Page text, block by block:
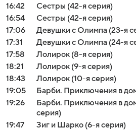
16:42
Сестры (42-я серия)
16:54
Сестры (42-я серия)
17:06
Девушки с Олимпа (23-я
17:31
Девушки с Олимпа (24-я
17:58
Лолирок (8-я серия)
18:21
Лолирок (9-я серия)
18:43
Лолирок (10-я серия)
19:05
Барби. Приключения в
19:26
Барби. Приключения в
серия)
19:47
Зиг и Шарко (6-я серия)